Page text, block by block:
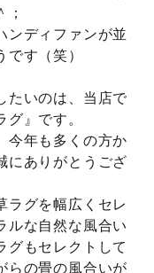
ンディファンが並
す（笑）
たいのは、当店で
』です。
今年も多くの方か
にありがとうござ
ラグを幅広くセレ
ルな自然な風合い
グもセレクトして
らの畳の風合いが